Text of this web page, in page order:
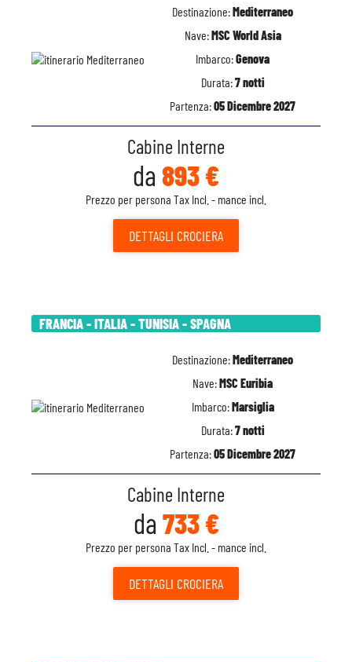
Destinazione:Mediterraneo
Nave:MSC World Asia
Imbarco:Genova
Durata:7 notti
Partenza:05 Dicembre 2027
Cabine Interne
da 893 €
Prezzo per persona Tax Incl. - mance incl.
DETTAGLI CROCIERA
FRANCIA - ITALIA - TUNISIA - SPAGNA
Destinazione:Mediterraneo
Nave:MSC Euribia
Imbarco:Marsiglia
Durata:7 notti
Partenza:05 Dicembre 2027
Cabine Interne
da 733 €
Prezzo per persona Tax Incl. - mance incl.
DETTAGLI CROCIERA